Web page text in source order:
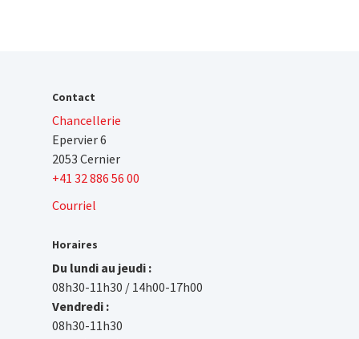
Contact
Chancellerie
Epervier 6
2053 Cernier
+41 32 886 56 00
Courriel
Horaires
Du lundi au jeudi :
08h30-11h30 / 14h00-17h00
Vendredi :
08h30-11h30